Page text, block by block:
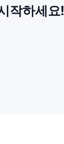
작하세요!